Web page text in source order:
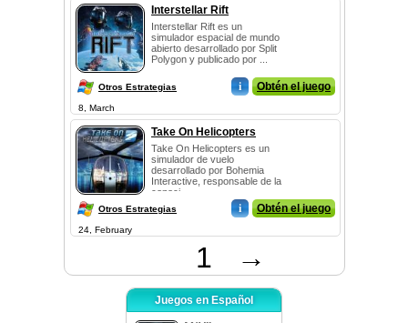
Interstellar Rift
Interstellar Rift es un
simulador espacial de mundo
abierto desarrollado por Split
Polygon y publicado por ...
Otros Estrategias i Obtén el juego
8, March
Take On Helicopters
Take On Helicopters es un
simulador de vuelo
desarrollado por Bohemia
Interactive, responsable de la
conoci...
Otros Estrategias i Obtén el juego
24, February
1 →
Juegos en Español